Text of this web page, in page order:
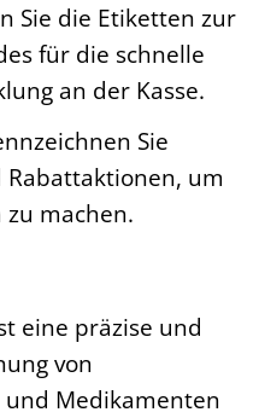
Sie die Etiketten zur
für die schnelle
an der Kasse.
Sie
um
machen.
eine präzise und
von
Medikamenten